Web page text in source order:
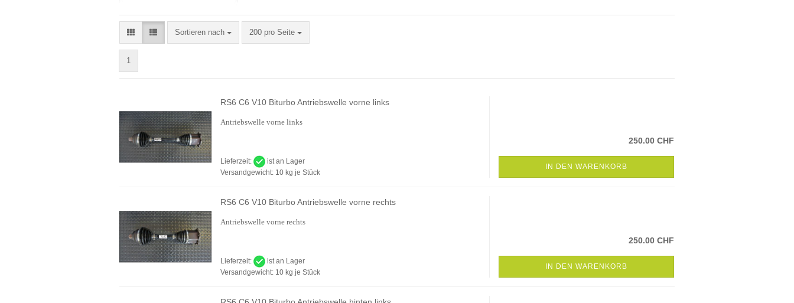
Sortieren nach
Sortieren nach 200 pro Seite
pro Seite
1
RS6 C6 V10 Biturbo Antriebswelle vorne links
Antriebswelle vorne links
Lieferzeit:
ist an Lager
Versandgewicht: 10 kg je Stück
250.00 CHF
IN DEN WARENKORB
RS6 C6 V10 Biturbo Antriebswelle vorne rechts
Antriebswelle vorne rechts
Lieferzeit:
ist an Lager
Versandgewicht: 10 kg je Stück
250.00 CHF
IN DEN WARENKORB